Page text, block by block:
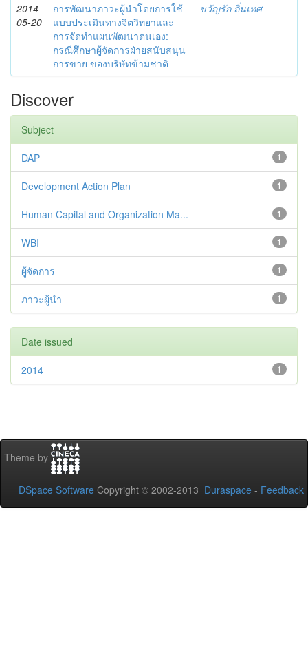
2014-
05-20
การพัฒนาภาวะผู้นำโดยการใช้
แบบประเมินทางจิตวิทยาและ
การจัดทำแผนพัฒนาตนเอง:
กรณีศึกษาผู้จัดการฝ่ายสนับสนุน
การขาย ของบริษัทข้ามชาติ
ขวัญรัก ถิ่นเทศ
Discover
Subject
1
DAP
1
Development Action Plan
1
Human Capital and Organization Ma...
1
WBI
1
ผู้จัดการ
1
ภาวะผู้นำ
Date issued
1
2014
Theme by
DSpace Software Copyright © 2002-2013 Duraspace - Feedback